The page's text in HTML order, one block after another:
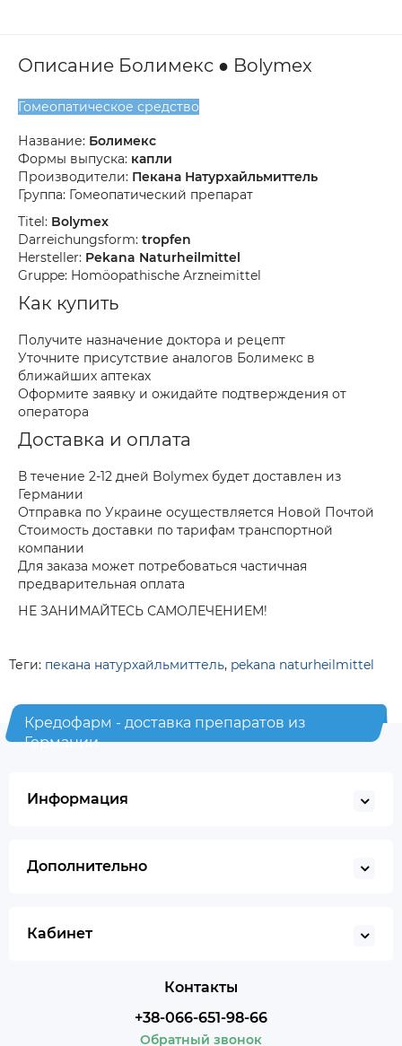
Описание Болимекс ● Bolymex
Гомеопатическое средство
Название: Болимекс
Формы выпуска: капли
Производители: Пекана Натурхайльмиттель
Группа: Гомеопатический препарат
Titel: Bolymex
Darreichungsform: tropfen
Hersteller: Pekana Naturheilmittel
Gruppe: Homöopathische Arzneimittel
Как купить
Получите назначение доктора и рецепт
Уточните присутствие аналогов Болимекс в
ближайших аптеках
Оформите заявку и ожидайте подтверждения от
оператора
Доставка и оплата
В течение 2-12 дней Bolymex будет доставлен из
Германии
Отправка по Украине осуществляется Новой Почтой
Стоимость доставки по тарифам транспортной
компании
Для заказа может потребоваться частичная
предварительная оплата
НЕ ЗАНИМАЙТЕСЬ САМОЛЕЧЕНИЕМ!
Теги: пекана натурхайльмиттель, pekana naturheilmittel
Кредофарм - доставка препаратов из
Германии
Информация
Дополнительно
Кабинет
Контакты
+38-066-651-98-66
Обратный звонок